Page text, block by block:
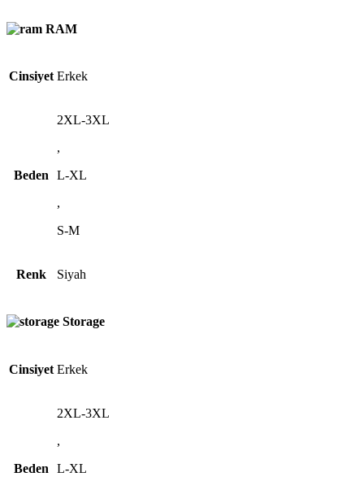
RAM
Cinsiyet Erkek
Beden
2XL-3XL
,
L-XL
,
S-M
Renk Siyah
Storage
Cinsiyet Erkek
Beden
2XL-3XL
,
L-XL